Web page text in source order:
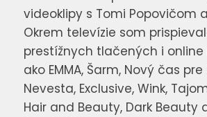
videoklipy s Tomi Popovičom
Okrem televízie som
prestížnych tlačených i
ako EMMA, Šarm, Nový čas pre
Nevesta, Exclusive, Wink,
Hair and Beauty, Dark Beauty